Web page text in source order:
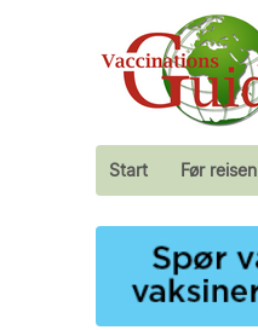
Start Før reisen